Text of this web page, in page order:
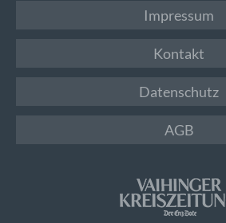
Impressum
Kontakt
Datenschutz
AGB